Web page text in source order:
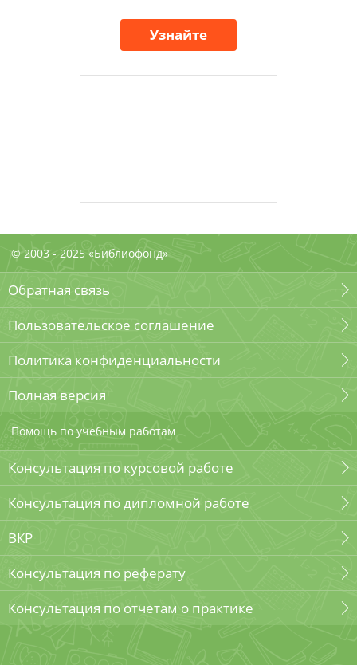
Узнайте
© 2003 - 2025 «Библиофонд»
Обратная связь
Пользовательское соглашение
Политика конфиденциальности
Полная версия
Помощь по учебным работам
Консультация по курсовой работе
Консультация по дипломной работе
ВКР
Консультация по реферату
Консультация по отчетам о практике